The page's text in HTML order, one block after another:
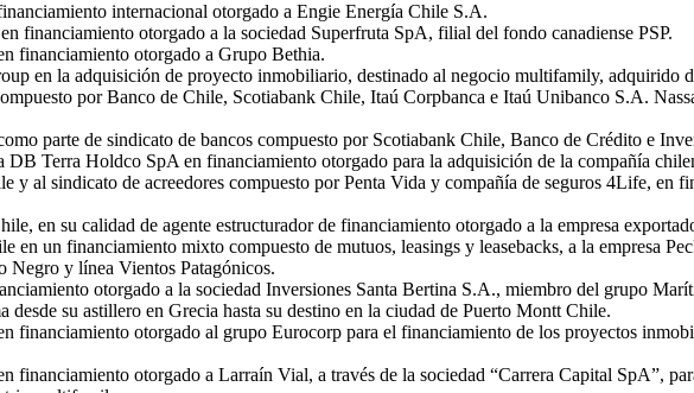
internacional otorgado a Engie Energía Chile S.A.
financiamiento otorgado a la sociedad Superfruta SpA, filial del fondo canadiense PSP.
financiamiento otorgado a Grupo Bethia.
en la adquisición de proyecto inmobiliario, destinado al negocio multifamily, adquirido
por Banco de Chile, Scotiabank Chile, Itaú Corpbanca e Itaú Unibanco S.A.
parte de sindicato de bancos compuesto por Scotiabank Chile, Banco de Crédito e
DB Terra Holdco SpA en financiamiento otorgado para la adquisición de la compañía
y al sindicato de acreedores compuesto por Penta Vida y compañía de seguros 4Life, en
en su calidad de agente estructurador de financiamiento otorgado a la empresa
en un financiamiento mixto compuesto de mutuos, leasings y leasebacks, a la empresa
Negro y línea Vientos Patagónicos.
otorgado a la sociedad Inversiones Santa Bertina S.A., miembro del grupo
desde su astillero en Grecia hasta su destino en la ciudad de Puerto Montt Chile.
financiamiento otorgado al grupo Eurocorp para el financiamiento de los proyectos
financiamiento otorgado a Larraín Vial, a través de la sociedad “Carrera Capital SpA”,